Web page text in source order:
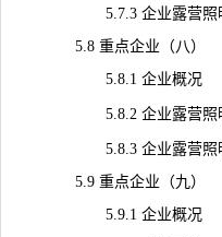
5.7.3 企业露营照明
5.8 重点企业（八）
5.8.1 企业概况
5.8.2 企业露营照
5.8.3 企业露营照明
5.9 重点企业（九）
5.9.1 企业概况